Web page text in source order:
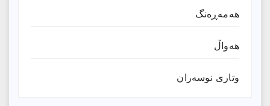
هەمەڕەنگ
هەواڵ
وتارى نوسەران